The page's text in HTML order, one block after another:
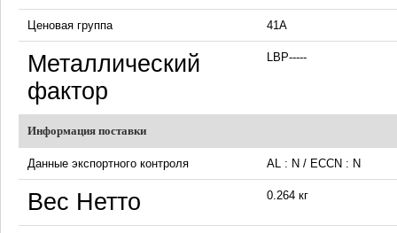
Ценовая группа 41A
Металлический
фактор
LBP-----
Информация поставки
Данные экспортного контроля AL : N / ECCN : N
Вес Нетто 0.264 кг